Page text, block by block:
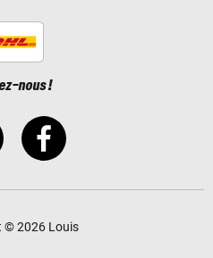
nous !
© 2026 Louis